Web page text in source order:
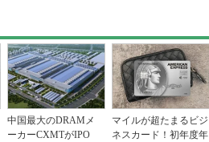
中国最大のDRAMメ
ーカーCXMTがIPO
マイルが超たまるビジ
ネスカード！初年度年